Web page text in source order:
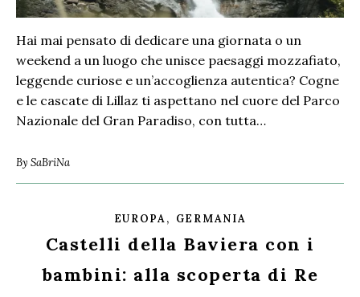
Hai mai pensato di dedicare una giornata o un
weekend a un luogo che unisce paesaggi mozzafiato,
leggende curiose e un’accoglienza autentica? Cogne
e le cascate di Lillaz ti aspettano nel cuore del Parco
Nazionale del Gran Paradiso, con tutta…
By SaBriNa
EUROPA, GERMANIA
Castelli della Baviera con i
bambini: alla scoperta di Re